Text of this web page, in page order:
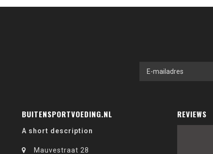
BUITENSPORTVOEDING.NL
A short description
Mauvestraat 28
REVIEWS